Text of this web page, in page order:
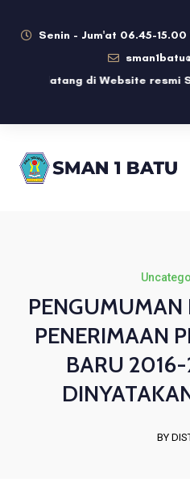
Senin - Jum'at 06.45-15.00
datang di Website resmi
PENGUMUMAN
PENERIMAAN
BARU
BY